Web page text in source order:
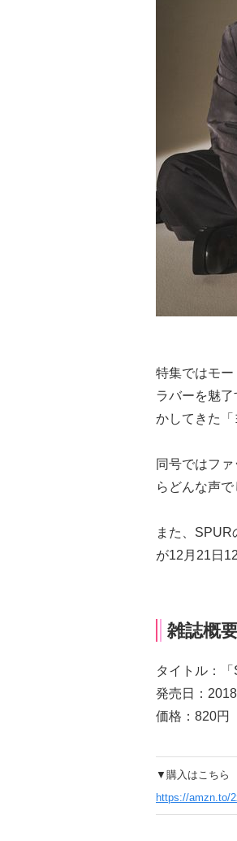
特集ではモ
ラバーを魅
かしてきた「
同号ではフ
らどんな声
また、SPUR
が12月21日
雑誌概
タイトル：「
発売日：
価格：820円
▼購入はこちら
https://amzn.to/